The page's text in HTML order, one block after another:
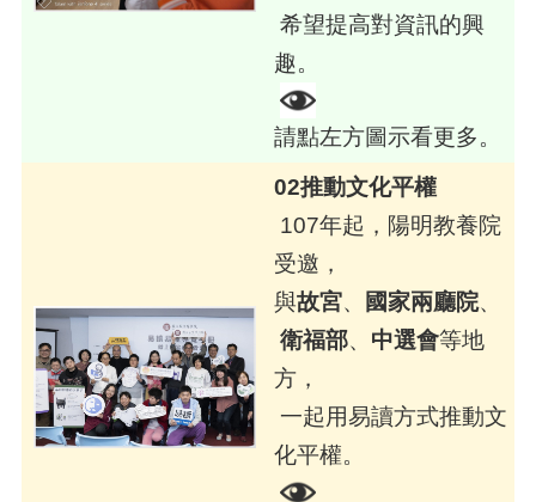
希望提高對資訊的興
趣。
請點左方圖示看更多。
02推動文化平權
107年起，陽明教養院
受邀，
與故宮、 國家兩廳院、
衛福部、 中選會等地
方，
一起用易讀方式推動文
化平權。